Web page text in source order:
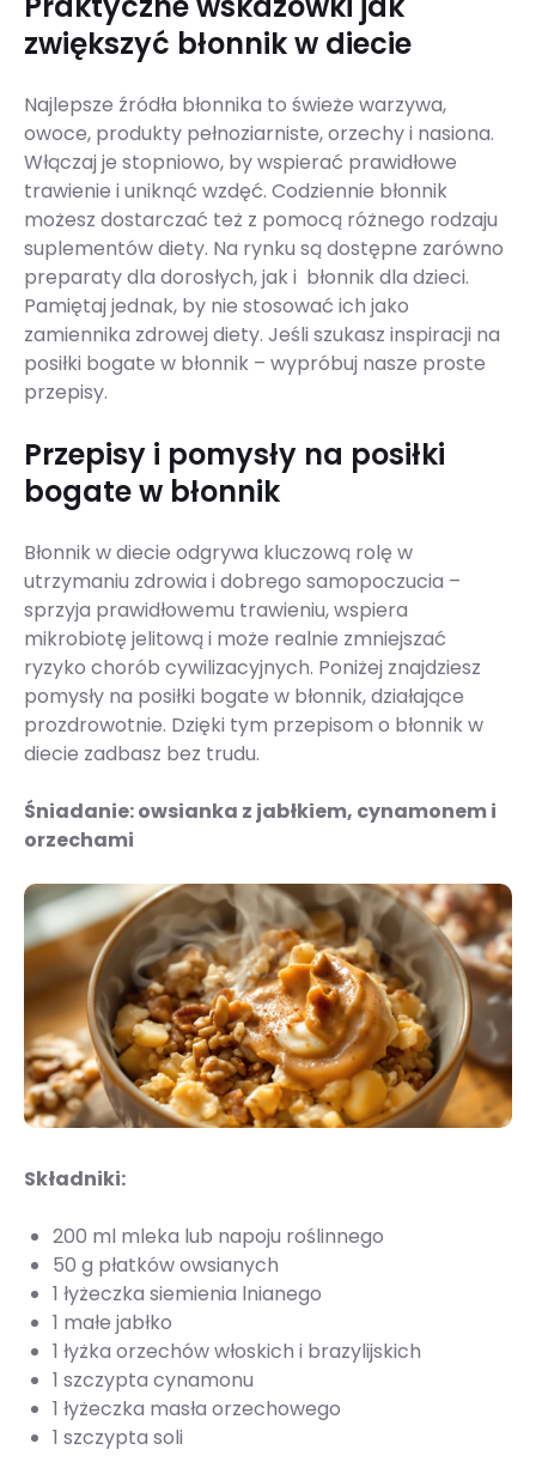
zwiększyć błonnik w diecie
Najlepsze źródła błonnika to świeże warzywa,
owoce, produkty pełnoziarniste, orzechy i nasiona.
Włączaj je stopniowo, by wspierać prawidłowe
trawienie i uniknąć wzdęć. Codziennie błonnik
możesz dostarczać też z pomocą różnego rodzaju
suplementów diety. Na rynku są dostępne zarówno
preparaty dla dorosłych, jak i błonnik dla dzieci.
Pamiętaj jednak, by nie stosować ich jako
zamiennika zdrowej diety. Jeśli szukasz inspiracji na
posiłki bogate w błonnik – wypróbuj nasze proste
przepisy.
Przepisy i pomysły na posiłki
bogate w błonnik
Błonnik w diecie odgrywa kluczową rolę w
utrzymaniu zdrowia i dobrego samopoczucia –
sprzyja prawidłowemu trawieniu, wspiera
mikrobiotę jelitową i może realnie zmniejszać
ryzyko chorób cywilizacyjnych. Poniżej znajdziesz
pomysły na posiłki bogate w błonnik, działające
prozdrowotnie. Dzięki tym przepisom o błonnik w
diecie zadbasz bez trudu.
Śniadanie: owsianka z jabłkiem, cynamonem i
orzechami
Składniki:
200 ml mleka lub napoju roślinnego
50 g płatków owsianych
1 łyżeczka siemienia lnianego
1 małe jabłko
1 łyżka orzechów włoskich i brazylijskich
1 szczypta cynamonu
1 łyżeczka masła orzechowego
1 szczypta soli